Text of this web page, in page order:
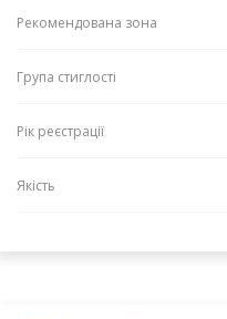
Рекомендована зона
Група стиглості
Рік реєстрації
Якість